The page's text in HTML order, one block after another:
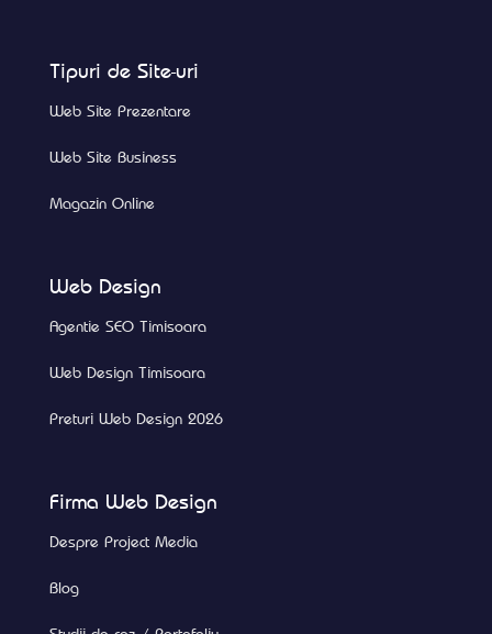
Tipuri de Site-uri
Web Site Prezentare
Web Site Business
Magazin Online
Web Design
Agentie SEO Timisoara
Web Design Timisoara
Preturi Web Design 2026
Firma Web Design
Despre Project Media
Blog